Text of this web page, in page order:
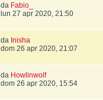
da Fabio_
lun 27 apr 2020, 21:50
da Inisha
dom 26 apr 2020, 21:07
da Howlinwolf
dom 26 apr 2020, 15:54